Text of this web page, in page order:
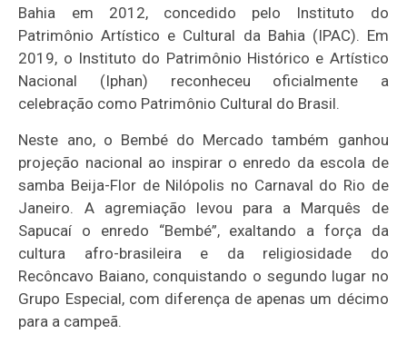
Bahia em 2012, concedido pelo Instituto do
Patrimônio Artístico e Cultural da Bahia (IPAC). Em
2019, o Instituto do Patrimônio Histórico e Artístico
Nacional (Iphan) reconheceu oficialmente a
celebração como Patrimônio Cultural do Brasil.
Neste ano, o Bembé do Mercado também ganhou
projeção nacional ao inspirar o enredo da escola de
samba Beija-Flor de Nilópolis no Carnaval do Rio de
Janeiro. A agremiação levou para a Marquês de
Sapucaí o enredo “Bembé”, exaltando a força da
cultura afro-brasileira e da religiosidade do
Recôncavo Baiano, conquistando o segundo lugar no
Grupo Especial, com diferença de apenas um décimo
para a campeã.